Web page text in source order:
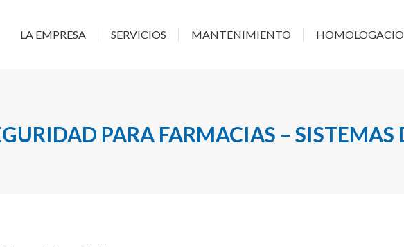
LA EMPRESA SERVICIOS MANTENIMIENTO
PARA FARMACIAS – SISTEMAS
LA EMPRESA SERVICIOS MANTENIMIENTO